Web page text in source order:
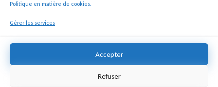
Politique en matière de cookies.
Gérer les services
Accepter
Refuser